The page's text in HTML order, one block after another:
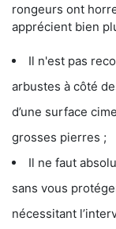
rongeurs ont
apprécient bien
Il n'est pas
arbustes à côté
d’une surface
grosses pierres ;
Il ne faut
sans vous
nécessitant